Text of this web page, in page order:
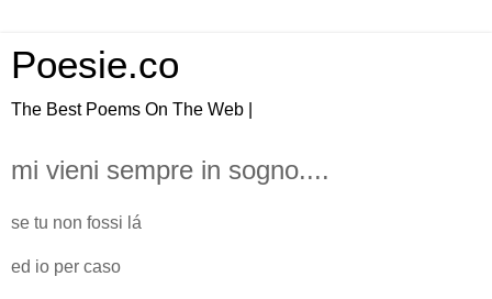
Poesie.co
The Best Poems On The Web |
mi vieni sempre in sogno....
se tu non fossi lá
ed io per caso